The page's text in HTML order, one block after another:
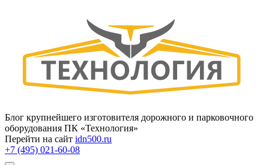
Блог крупнейшего изготовителя дорожного и парковочного
оборудования ПК «Технология»
Перейти на сайт idn500.ru
+7 (495) 021-60-08